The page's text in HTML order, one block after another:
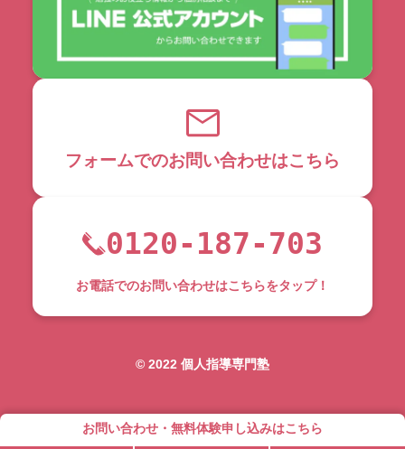
お問い合わせ・無料体験申し込みはこちら
フォームでのお問い合わせはこちら
0120-187-703
お電話でのお問い合わせはこちらをタップ！
©︎ 2022 個人指導専門塾